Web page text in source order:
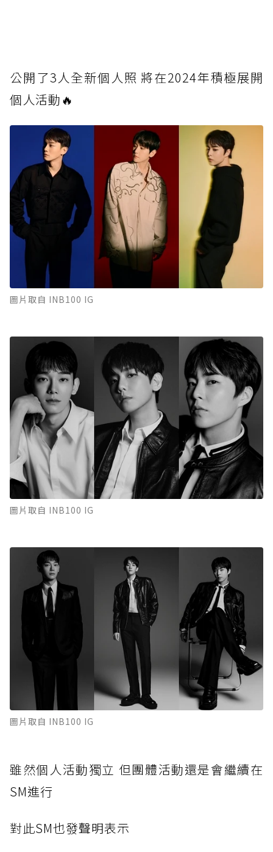
公開了3人全新個人照 將在2024年積極展開
個人活動🔥
圖片取自 INB100 IG
圖片取自 INB100 IG
圖片取自 INB100 IG
雖然個人活動獨立 但團體活動還是會繼續在
SM進行
對此SM也發聲明表示